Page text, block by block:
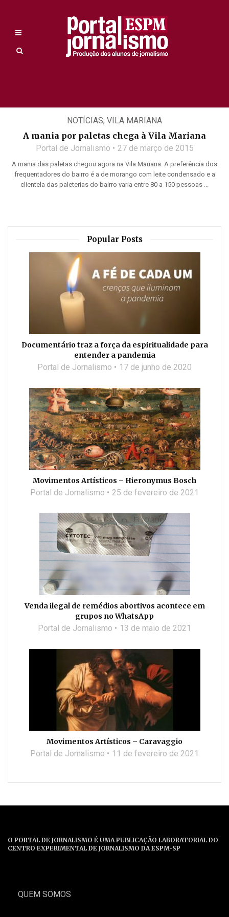
NOTÍCIAS, VILA MARIANA
A mania por paletas chega à Vila Mariana
Portal de Jornalismo 27 de março de 2015
A mania das paletas chegou agora na Vila Mariana. A preferência dos
frequentadores do bairro é a de morango com leite condensado e a
clientela das paleterias do bairro varia entre 80 a 150 pessoas ...
Popular Posts
Documentário traz a força da espiritualidade para
entender a pandemia
Portal de Jornalismo 17 de junho de 2020
Movimentos Artísticos – Hieronymus Bosch
Portal de Jornalismo 25 de fevereiro de 2021
Venda ilegal de remédios abortivos acontece em
grupos no WhatsApp
Portal de Jornalismo 13 de maio de 2021
Movimentos Artísticos – Caravaggio
Portal de Jornalismo 11 de fevereiro de 2021
O PORTAL DE JORNALISMO É UMA PUBLICAÇÃO LABORATORIAL DO
CENTRO EXPERIMENTAL DE JORNALISMO DA ESPM-SP
QUEM SOMOS